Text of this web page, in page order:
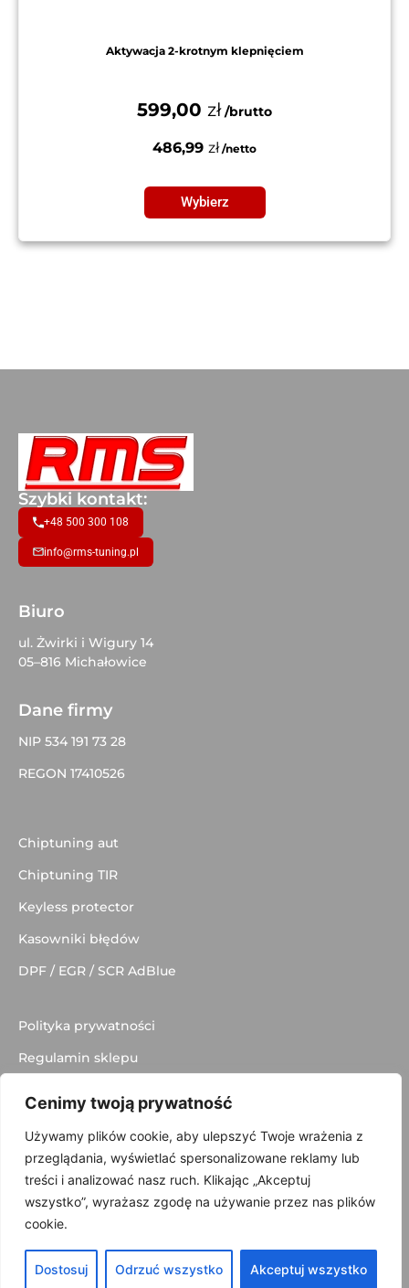
Cenimy twoją prywatność
Używamy plików cookie, aby ulepszyć Twoje wrażenia z
przeglądania, wyświetlać spersonalizowane reklamy lub
treści i analizować nasz ruch. Klikając „Akceptuj
wszystko”, wyrażasz zgodę na używanie przez nas plików
cookie.
Dostosuj Odrzuć wszystko Akceptuj wszystko
Aktywacja 2-krotnym klepnięciem
599,00 zł
486,99 zł
Wybierz
Szybki kontakt:
+48 500 300 108
info@rms-tuning.pl
Biuro
ul. Żwirki i Wigury 14
05–816 Michałowice
Dane firmy
NIP 534 191 73 28
REGON 17410526
Chiptuning aut
Chiptuning TIR
Keyless protector
Kasowniki błędów
DPF / EGR / SCR AdBlue
Polityka prywatności
Regulamin sklepu
© 2025 made with